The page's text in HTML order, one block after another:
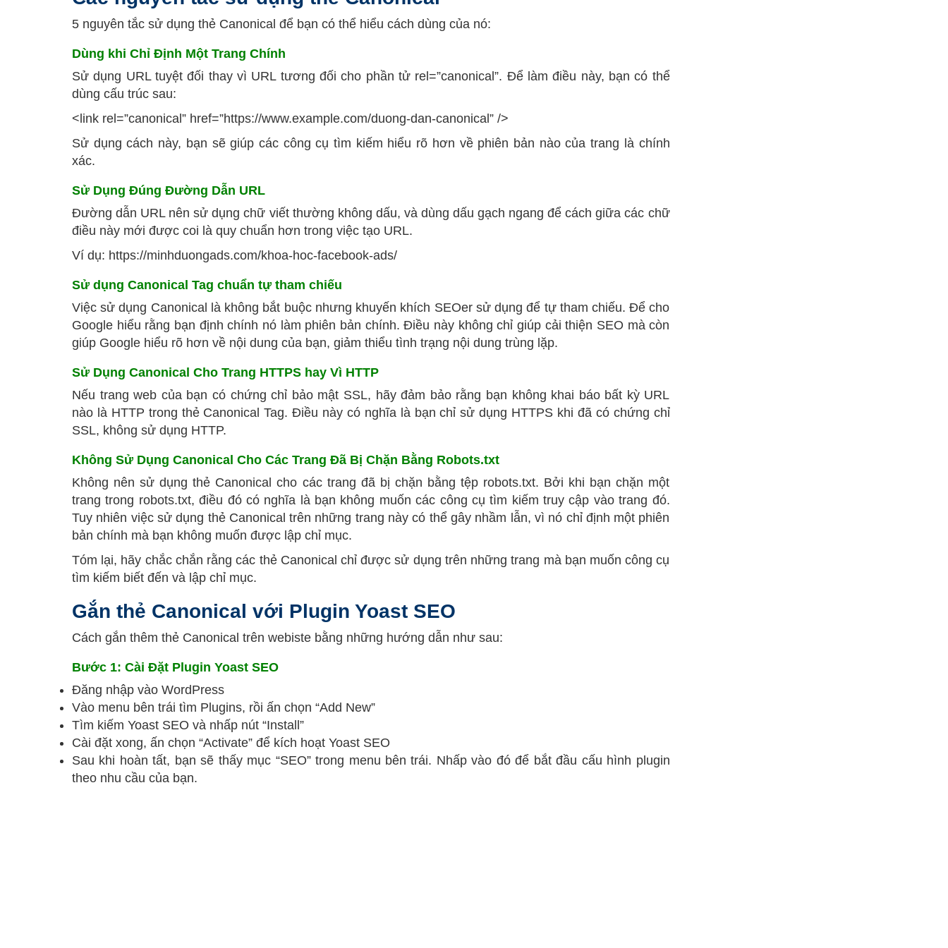
5 nguyên tắc sử dụng thẻ Canonical để bạn có thể hiểu cách dùng của nó:
Dùng khi Chỉ Định Một Trang Chính
Sử dụng URL tuyệt đối thay vì URL tương đối cho phần tử rel=”canonical”. Để làm điều này, bạn có thể
dùng cấu trúc sau:
<link rel=”canonical” href=”https://www.example.com/duong-dan-canonical” />
Sử dụng cách này, bạn sẽ giúp các công cụ tìm kiếm hiểu rõ hơn về phiên bản nào của trang là chính
xác.
Sử Dụng Đúng Đường Dẫn URL
Đường dẫn URL nên sử dụng chữ viết thường không dấu, và dùng dấu gạch ngang để cách giữa các chữ
điều này mới được coi là quy chuẩn hơn trong việc tạo URL.
Ví dụ: https://minhduongads.com/khoa-hoc-facebook-ads/
Sử dụng Canonical Tag chuẩn tự tham chiếu
Việc sử dụng Canonical là không bắt buộc nhưng khuyến khích SEOer sử dụng để tự tham chiếu. Để cho
Google hiểu rằng bạn định chính nó làm phiên bản chính. Điều này không chỉ giúp cải thiện SEO mà còn
giúp Google hiểu rõ hơn về nội dung của bạn, giảm thiểu tình trạng nội dung trùng lặp.
Sử Dụng Canonical Cho Trang HTTPS hay Vì HTTP
Nếu trang web của bạn có chứng chỉ bảo mật SSL, hãy đảm bảo rằng bạn không khai báo bất kỳ URL
nào là HTTP trong thẻ Canonical Tag. Điều này có nghĩa là bạn chỉ sử dụng HTTPS khi đã có chứng chỉ
SSL, không sử dụng HTTP.
Không Sử Dụng Canonical Cho Các Trang Đã Bị Chặn Bằng Robots.txt
Không nên sử dụng thẻ Canonical cho các trang đã bị chặn bằng tệp robots.txt. Bởi khi bạn chặn một
trang trong robots.txt, điều đó có nghĩa là bạn không muốn các công cụ tìm kiếm truy cập vào trang đó.
Tuy nhiên việc sử dụng thẻ Canonical trên những trang này có thể gây nhầm lẫn, vì nó chỉ định một phiên
bản chính mà bạn không muốn được lập chỉ mục.
Tóm lại, hãy chắc chắn rằng các thẻ Canonical chỉ được sử dụng trên những trang mà bạn muốn công cụ
tìm kiếm biết đến và lập chỉ mục.
Gắn thẻ Canonical với Plugin Yoast SEO
Cách gắn thêm thẻ Canonical trên webiste bằng những hướng dẫn như sau:
Bước 1: Cài Đặt Plugin Yoast SEO
Đăng nhập vào WordPress
Vào menu bên trái tìm Plugins, rồi ấn chọn “Add New”
Tìm kiếm Yoast SEO và nhấp nút “Install”
Cài đặt xong, ấn chọn “Activate” để kích hoạt Yoast SEO
Sau khi hoàn tất, bạn sẽ thấy mục “SEO” trong menu bên trái. Nhấp vào đó để bắt đầu cấu hình plugin
theo nhu cầu của bạn.